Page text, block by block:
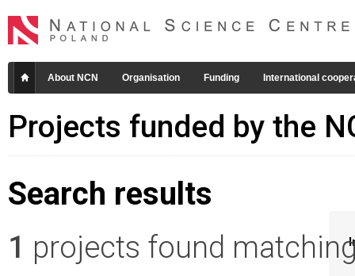
About NCN Organisation Funding International
Projects funded by the
Search results
1 projects found